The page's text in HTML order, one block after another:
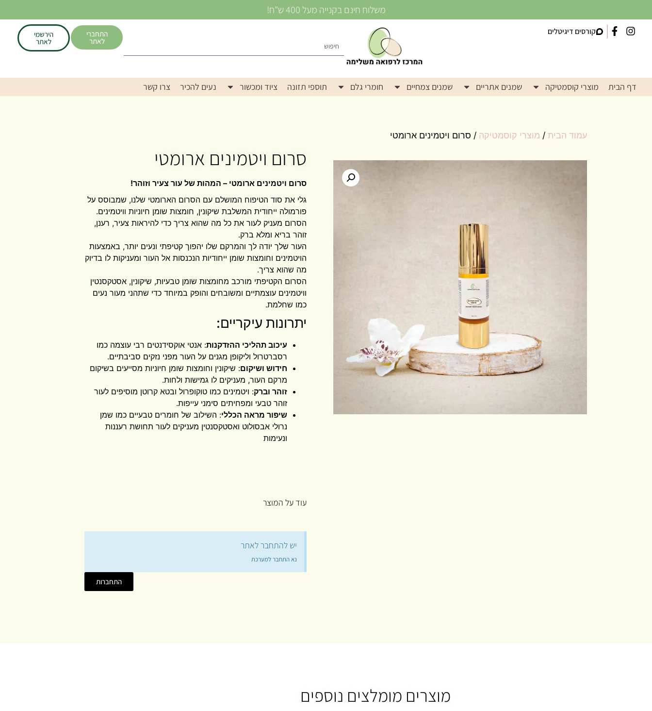
משלוח חינם בקנייה מעל 400 ש"ח!
קורסים דיגיטלים התחברי
לאתר
הירשמי
לאתר
דף הבית מוצרי קוסמטיקה שמנים אתריים שמנים צמחיים חומרי גלם תוספי תזונה ציוד ומכשור נעים להכיר צרו קשר
עמוד הבית / מוצרי קוסמטיקה / סרום ויטמינים ארומטי
סרום ויטמינים ארומטי
סרום ויטמינים ארומטי – המהות של עור צעיר וזוהר!
גלי את סוד הטיפוח המושלם עם הסרום הארומטי שלנו, שמבוסס על
פורמולה ייחודית המשלבת שיקונין, חומצות שומן חיוניות וויטמינים.
הסרום מעניק לעור את כל מה שהוא צריך כדי להיראות צעיר, רענן,
זוהר בריא ומלא ברק.
העור שלך יודה לך והמרקם שלו יהפוך קטיפתי ונעים יותר, באמצעות
הויטמינים וחומצות שומן ייחודיות הנכנסות אל העור ומעניקות לו בדיוק
מה שהוא צריך.
הסרום הקטיפתי מורכב מחומצות שומן טבעיות, שיקונין, אסטקסנטין
וויטמינים עוצמתיים ומשובחים והופק במיוחד כדי שתהני מעור נעים
כמו שחלמת.
יתרונות עיקריים:
עיכוב תהליכי ההזדקנות: אנטי אוקסידנטים רבי עוצמה כמו
רסברטרול וליקופן מגנים על העור מפני נזקים סביבתיים.
חידוש ושיקום: שיקונין וחומצות שומן חיוניות מסייעים בשיקום
מרקם העור, מעניקים לו גמישות ולחות.
זוהר וברק: ויטמינים כמו טוקופרול ובטא קרוטן מוסיפים לעור
זוהר טבעי ומפחיתים סימני עייפות.
שיפור מראה הכללי: השילוב של חומרים טבעיים כמו שמן
נרולי אבסולוט ואסטקסנטין מעניקים לעור תחושת רעננות
ונעימות
עוד על המוצר
יש להתחבר לאתר
נא התחבר למערכת
התחברות
מוצרים מומלצים נוספים